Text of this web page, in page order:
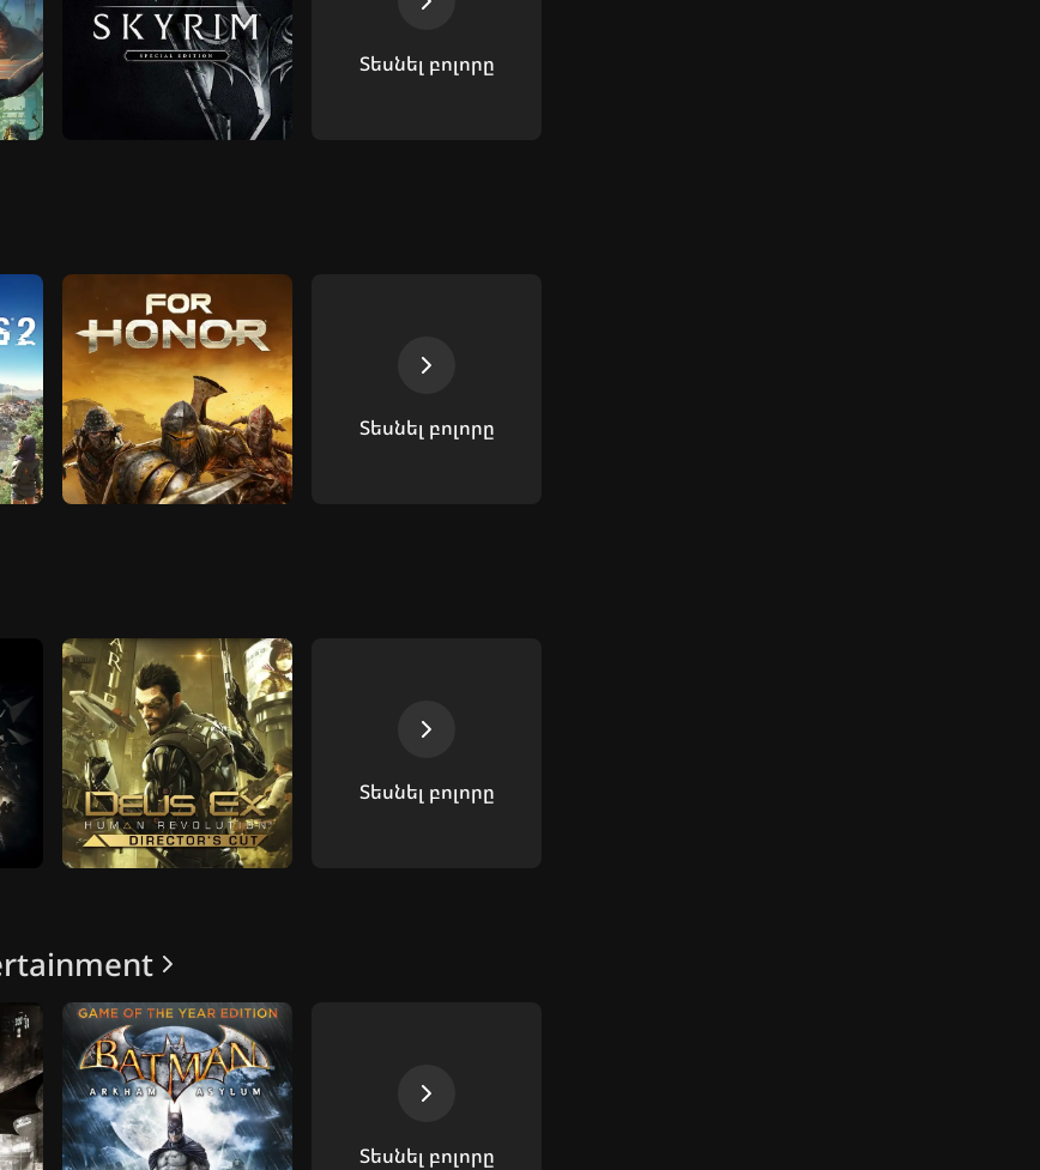
Տեսնել բոլորը
Տեսնել բոլորը
Տեսնել բոլորը
Տեսնել բոլորը